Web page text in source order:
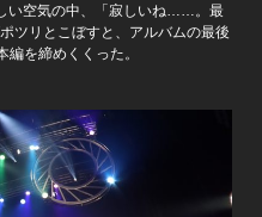
い空気の中、「寂しいね……。最
ツリとこぼすと、アルバムの最後
を締めくくった。